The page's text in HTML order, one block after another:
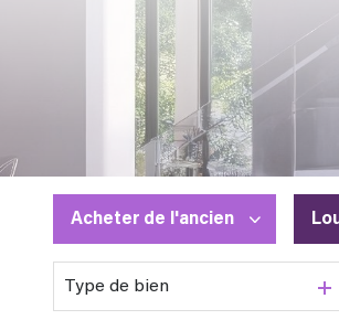
Acheter de l'ancien
De l'ancien
Type de bien